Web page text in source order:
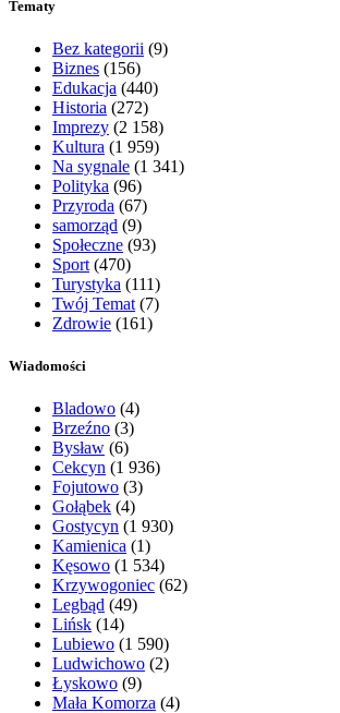
Tematy
Bez kategorii (9)
Biznes (156)
Edukacja (440)
Historia (272)
Imprezy (2 158)
Kultura (1 959)
Na sygnale (1 341)
Polityka (96)
Przyroda (67)
samorząd (9)
Społeczne (93)
Sport (470)
Turystyka (111)
Twój Temat (7)
Zdrowie (161)
Wiadomości
Bladowo (4)
Brzeźno (3)
Bysław (6)
Cekcyn (1 936)
Fojutowo (3)
Gołąbek (4)
Gostycyn (1 930)
Kamienica (1)
Kęsowo (1 534)
Krzywogoniec (62)
Legbąd (49)
Lińsk (14)
Lubiewo (1 590)
Ludwichowo (2)
Łyskowo (9)
Mała Komorza (4)